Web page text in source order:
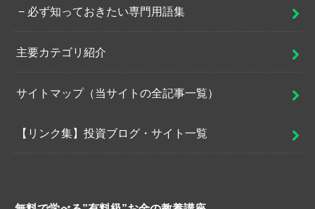
必ず知っておきたい専門用語集
主要カテゴリ紹介
サイトマップ（当サイトの全記事一覧）
【リンク集】投資ブログ・サイト一覧